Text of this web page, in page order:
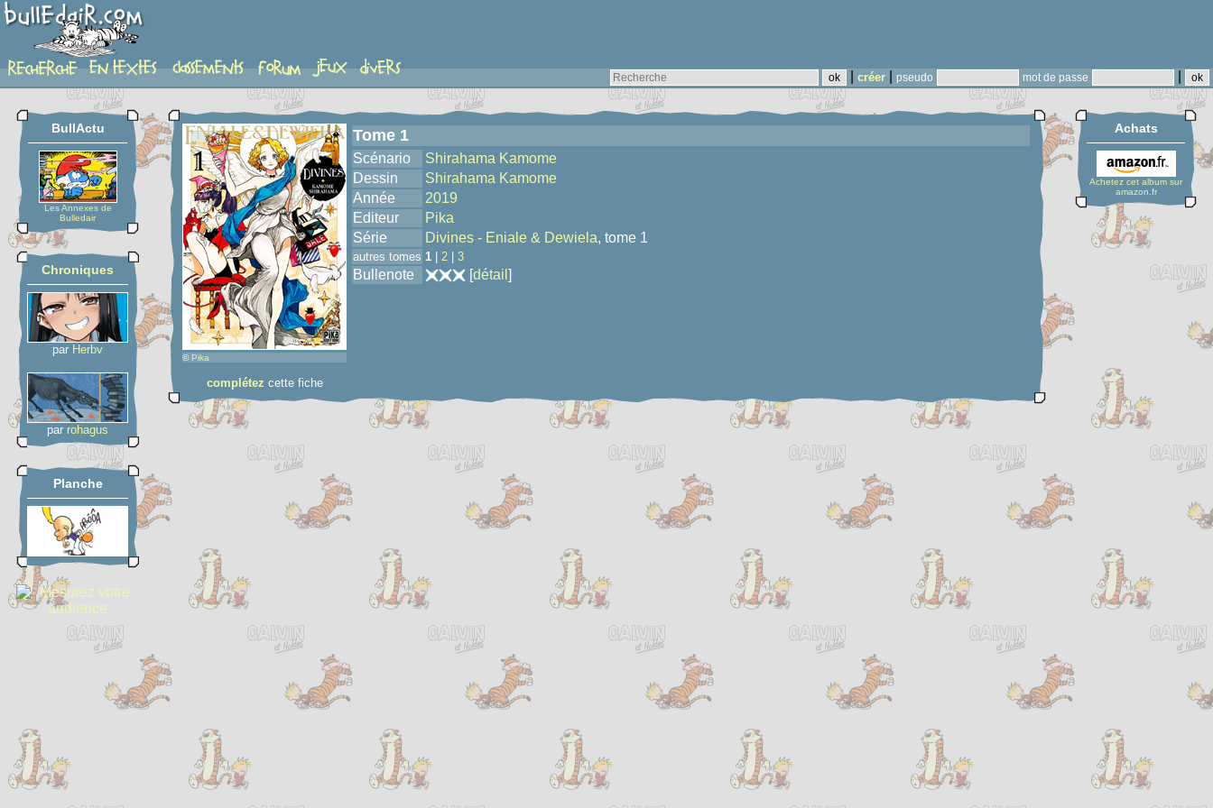
créer pseudo mot de passe
album
BullActu
Les Annexes de
Bulledair
Chroniques
par Herbv
par rohagus
Planche
© Pika
complétez cette fiche
Tome 1
Scénario
Shirahama Kamome
Dessin
Shirahama Kamome
Année
2019
Editeur
Pika
Série
Divines - Eniale & Dewiela, tome 1
autres tomes 1 2 3
Bullenote [détail ]
Achats
Achetez cet album sur
amazon.fr